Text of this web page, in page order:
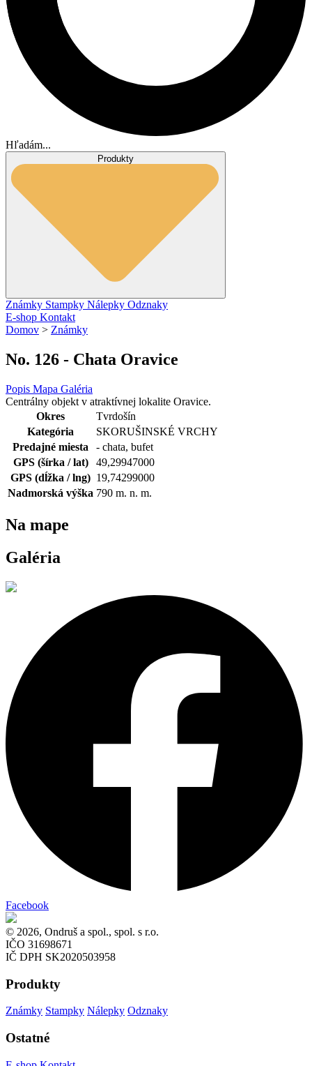
Hľadám...
Produkty
Známky Stampky Nálepky Odznaky
E-shop Kontakt
Domov > Známky
No. 126 - Chata Oravice
Popis Mapa Galéria
Centrálny objekt v atraktívnej lokalite Oravice.
Okres
Tvrdošín
Kategória
SKORUŠINSKÉ VRCHY
Predajné miesta
- chata, bufet
GPS (šírka / lat)
49,29947000
GPS (dĺžka / lng) 19,74299000
Nadmorská výška 790 m. n. m.
Na mape
Galéria
Facebook
© 2026, Ondruš a spol., spol. s r.o.
IČO 31698671
IČ DPH SK2020503958
Produkty
Známky Stampky Nálepky Odznaky
Ostatné